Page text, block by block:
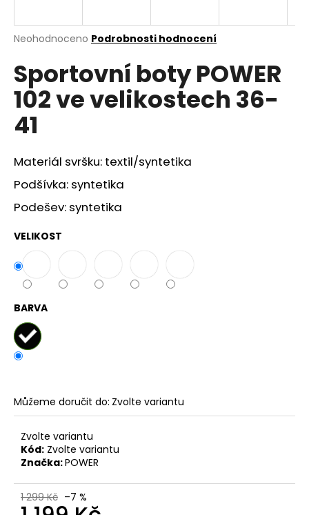
Průměrné
produktu
je
0,0
hvězdiček.
Neohodnoceno Podrobnosti hodnocení
Sportovní boty POWER
102 ve velikostech 36-
41
Materiál svršku: textil/syntetika
Podšívka: syntetika
Podešev: syntetika
VELIKOST
BARVA
Můžeme doručit do: Zvolte variantu
Zvolte variantu
Kód: Zvolte variantu
Značka:POWER
1 299 Kč –7 %
j
t
?
HLEDAT
o
o
č
u
j
e
NAZOUVÁKY
ŽABKY
INBLU
BRONZOVÉ
499